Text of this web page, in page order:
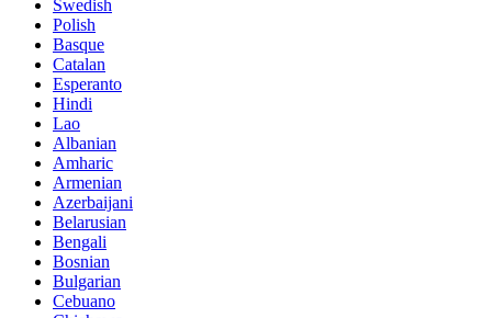
Swedish
Polish
Basque
Catalan
Esperanto
Hindi
Lao
Albanian
Amharic
Armenian
Azerbaijani
Belarusian
Bengali
Bosnian
Bulgarian
Cebuano